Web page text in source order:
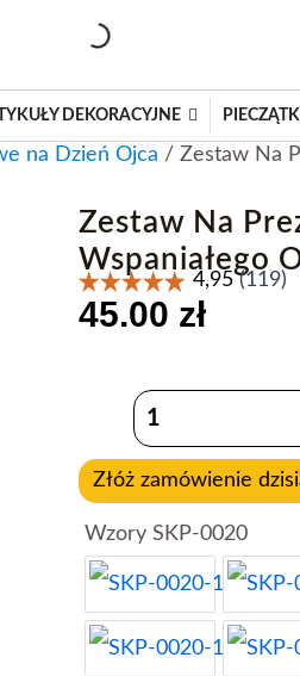
DEKORACYJNE PIECZĄTKI
na Dzień Ojca / Zestaw Na
Zestaw Na
Wspaniałego
45.00 zł
ilość
Zestaw
Na
Prezent
–
Kubek
I
Poduszka
Dla
Wspaniałego
Złóż zamówienie
Wzory SKP-0020